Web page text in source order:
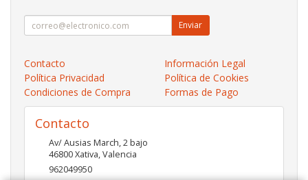
Enviar
Contacto
Información Legal
Política Privacidad
Política de Cookies
Condiciones de Compra
Formas de Pago
Contacto
Av/ Ausias March, 2 bajo
46800Xativa,Valencia
962049950